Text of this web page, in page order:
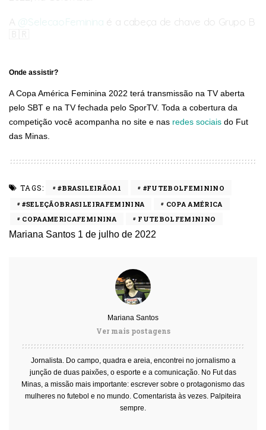
A @SelecaoFeminina é a cabeça de chave do Grupo B
🇧🇷
pic.twitter.com/IashZE2E9r
— Fut das Minas (@futdasminass) April 7, 2022
Onde assistir?
A Copa América Feminina 2022 terá transmissão na TV aberta
pelo SBT e na TV fechada pelo SporTV. Toda a cobertura da
competição você acompanha no site e nas redes sociais do Fut
das Minas.
TAGS: #BRASILEIRÃOA1
#FUTEBOLFEMININO
#SELEÇÃOBRASILEIRAFEMININA
COPA AMÉRICA
COPAAMERICAFEMININA
FUTEBOLFEMININO
Mariana Santos 1 de julho de 2022
Mariana Santos
Ver mais postagens
Jornalista. Do campo, quadra e areia, encontrei no jornalismo a
junção de duas paixões, o esporte e a comunicação. No Fut das
Minas, a missão mais importante: escrever sobre o protagonismo das
mulheres no futebol e no mundo. Comentarista às vezes. Palpiteira
sempre.